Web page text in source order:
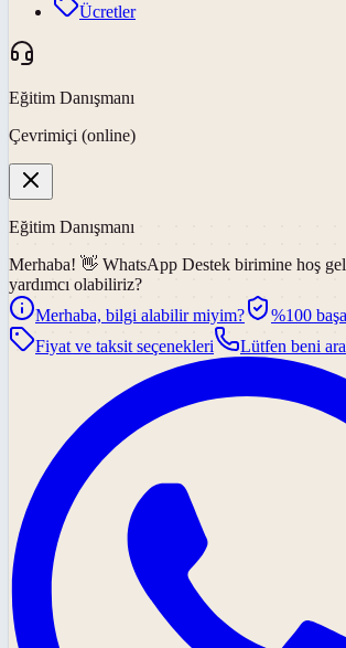
Ücretler
Eğitim Danışmanı
Çevrimiçi (online)
Eğitim Danışmanı
Merhaba! 👋 WhatsApp Destek birimine hoş
yardımcı olabiliriz?
Merhaba, bilgi alabilir miyim?
%100
Fiyat ve taksit seçenekleri
Lütfen beni